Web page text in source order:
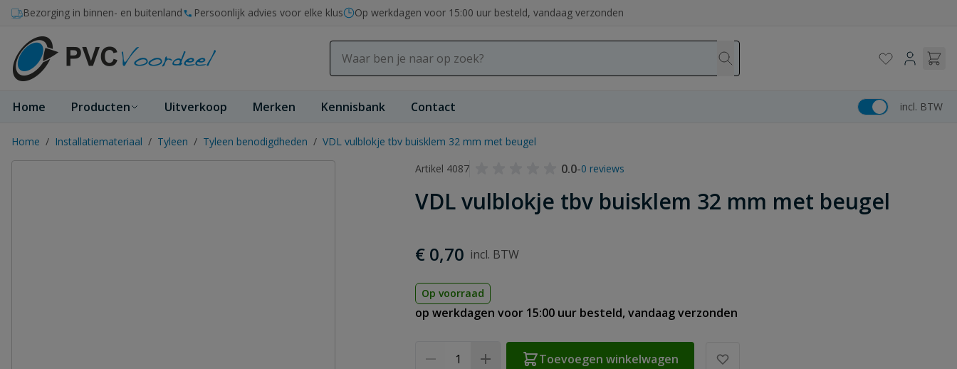
Ga naar de inhoud
Bezorging in binnen- en buitenland Persoonlijk advies voor elke klus Op werkdagen voor 15:00 uur besteld, vandaag verzonden
Home Producten Uitverkoop Merken Kennisbank Contact incl. BTW
Home / Installatiemateriaal / Tyleen / Tyleen benodigdheden / VDL vulblokje tbv buisklem 32 mm met beugel
Artikel 4087
0.0-0 reviews
VDL vulblokje tbv buisklem 32 mm met beugel
€ 0,70
Op voorraad
op werkdagen voor 15:00 uur besteld, vandaag verzonden
Toevoegen winkelwagen